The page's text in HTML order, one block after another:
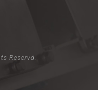
Reservd.